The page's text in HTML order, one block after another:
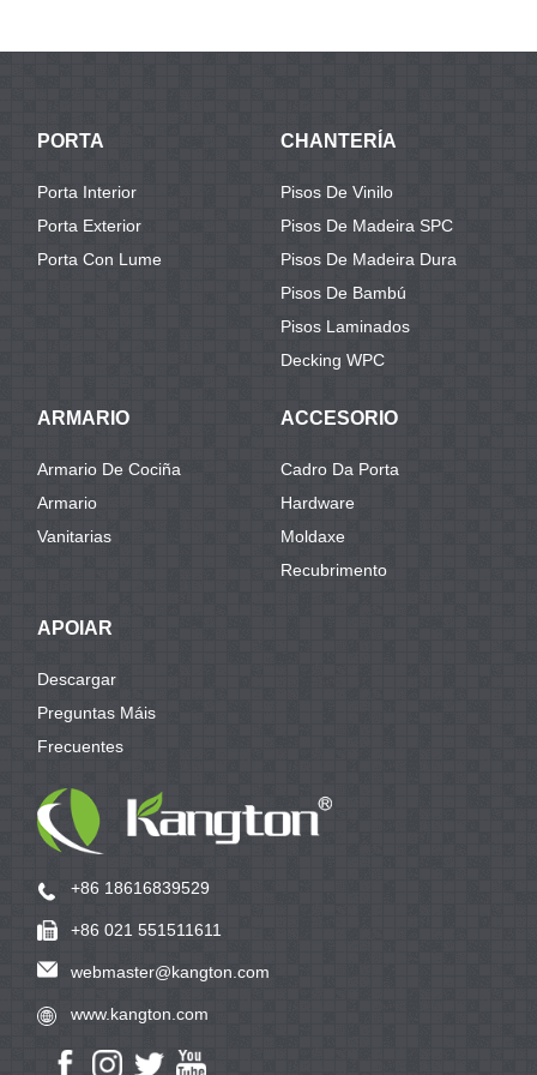
PORTA
Porta Interior
Porta Exterior
Porta Con Lume
CHANTERÍA
Pisos De Vinilo
Pisos De Madeira SPC
Pisos De Madeira Dura
Pisos De Bambú
Pisos Laminados
Decking WPC
ARMARIO
Armario De Cociña
Armario
Vanitarias
ACCESORIO
Cadro Da Porta
Hardware
Moldaxe
Recubrimento
APOIAR
Descargar
Preguntas Máis
Frecuentes
+86 18616839529
+86 021 551511611
webmaster@kangton.com
www.kangton.com